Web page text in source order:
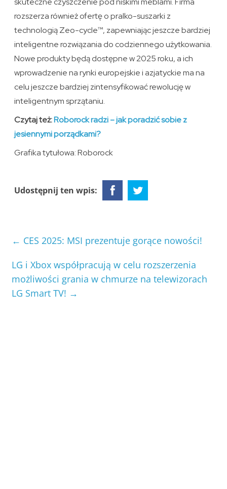
rozszerza również ofertę o pralko-suszarki z
technologią Zeo-cycle™, zapewniając jeszcze bardziej
inteligentne rozwiązania do codziennego użytkowania.
Nowe produkty będą dostępne w 2025 roku, a ich
wprowadzenie na rynki europejskie i azjatyckie ma na
celu jeszcze bardziej zintensyfikować rewolucję w
inteligentnym sprzątaniu.
Czytaj też:Roborock radzi – jak poradzić sobie z
jesiennymi porządkami?
Grafika tytułowa: Roborock
Udostępnij ten wpis:
← CES 2025: MSI prezentuje gorące nowości!
LG i Xbox współpracują w celu rozszerzenia
możliwości grania w chmurze na telewizorach
LG Smart TV! →